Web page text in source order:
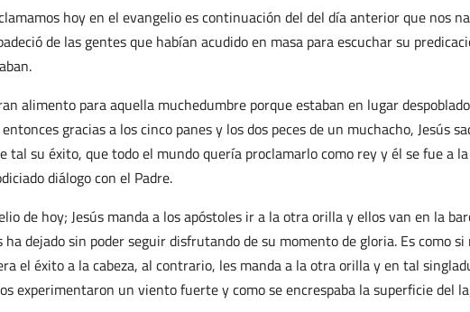
hoy en el evangelio es continuación del del día anterior que nos
de las gentes que habían acudido en masa para escuchar su
alimento para aquella muchedumbre porque estaban en lugar
gracias a los cinco panes y los dos peces de un muchacho, Jesús
tal su éxito, que todo el mundo quería proclamarlo como rey y él se fue a la
diálogo con el Padre.
de hoy; Jesús manda a los apóstoles ir a la otra orilla y ellos van en la
ha dejado sin poder seguir disfrutando de su momento de gloria. Es como si
el éxito a la cabeza, al contrario, les manda a la otra orilla y en tal
experimentaron un viento fuerte y como se encrespaba la superficie del